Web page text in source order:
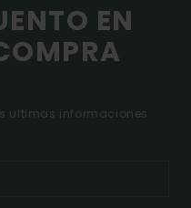
EN
ultimas informaciones